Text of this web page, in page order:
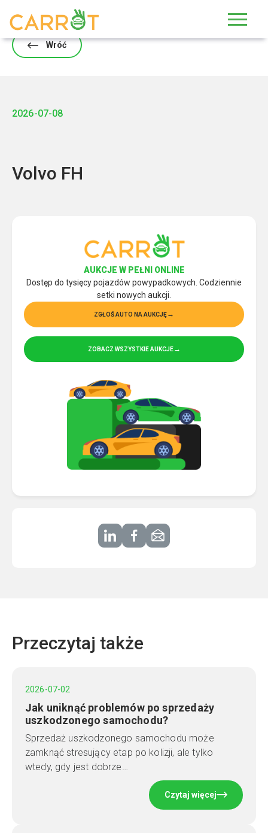
Wróć
2026-07-08
Volvo FH
AUKCJE W PEŁNI ONLINE
Dostęp do tysięcy pojazdów powypadkowych. Codziennie
setki nowych aukcji.
ZGŁOŚ AUTO NA AUKCJĘ
ZOBACZ WSZYSTKIE AUKCJE
Przeczytaj także
2026-07-02
Jak uniknąć problemów po sprzedaży
uszkodzonego samochodu?
Sprzedaż uszkodzonego samochodu może
zamknąć stresujący etap po kolizji, ale tylko
wtedy, gdy jest dobrze…
Czytaj więcej